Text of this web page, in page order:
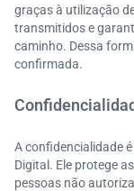
graças à utilização
transmitidos e
caminho. Dessa
confirmada.
A confidencialidade
Digital. Ele protege
pessoas não